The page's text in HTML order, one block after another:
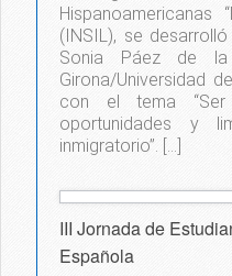
Hispanoamericanas
(INSIL), se
Sonia Páez de la
Girona/Universidad
con el tema
oportunidades y
inmigratorio”. […]
III Jornada de
Española